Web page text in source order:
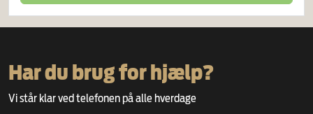
Har du brug for hjælp?
Vi står klar ved telefonen på alle hverdage